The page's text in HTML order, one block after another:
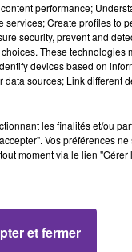
face aux blocages
du Hezbollah et pari
attaques malgré
performance;
Create profiles to
security, prevent and
These technologies
devices based on
sources; Link different
les finalités et/ou
Vos préférences
moment via le lien
et fermer